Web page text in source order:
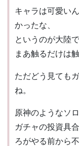
キャラは可愛い
かったな、
というのが大陸
まあ触るだけは
ただどう見ても
ね。
原神のようなソ
ガチャの投資具
ろがやる前から不